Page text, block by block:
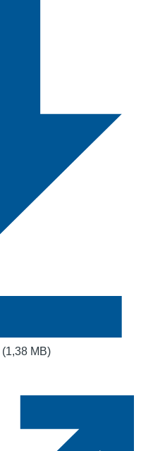
(1,38 MB)